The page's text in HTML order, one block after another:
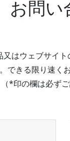
お問い
はウェブサイ
できる限り速く
（*印の欄は必ず